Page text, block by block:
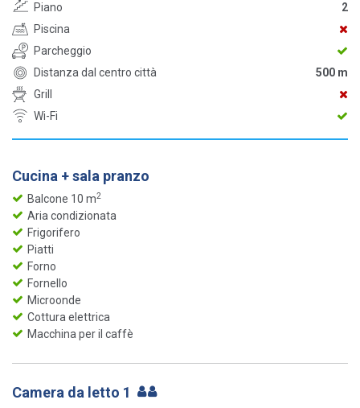
Piano
2
Piscina
Parcheggio
Distanza dal centro città
500 m
Grill
Wi-Fi
Cucina + sala pranzo
Balcone 10 m2
Aria condizionata
Frigorifero
Piatti
Forno
Fornello
Microonde
Cottura elettrica
Macchina per il caffè
Camera da letto 1